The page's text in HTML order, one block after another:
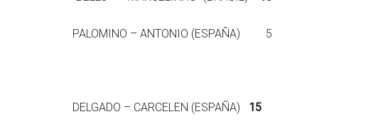
PALOMINO – ANTONIO (ESPAÑA) 5
DELGADO – CARCELEN (ESPAÑA) 15